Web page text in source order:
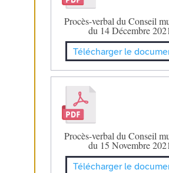
Procès-verbal du Conseil
du 14 Décembre 2021
Télécharger le
Procès-verbal du Conseil
du 15 Novembre 2021
Télécharger le